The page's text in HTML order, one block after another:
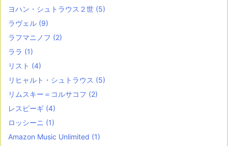
ヨハン・シュトラウス２世 (5)
ラヴェル (9)
ラフマニノフ (2)
ララ (1)
リスト (4)
リヒャルト・シュトラウス (5)
リムスキー＝コルサコフ (2)
レスピーギ (4)
ロッシーニ (1)
Amazon Music Unlimited (1)